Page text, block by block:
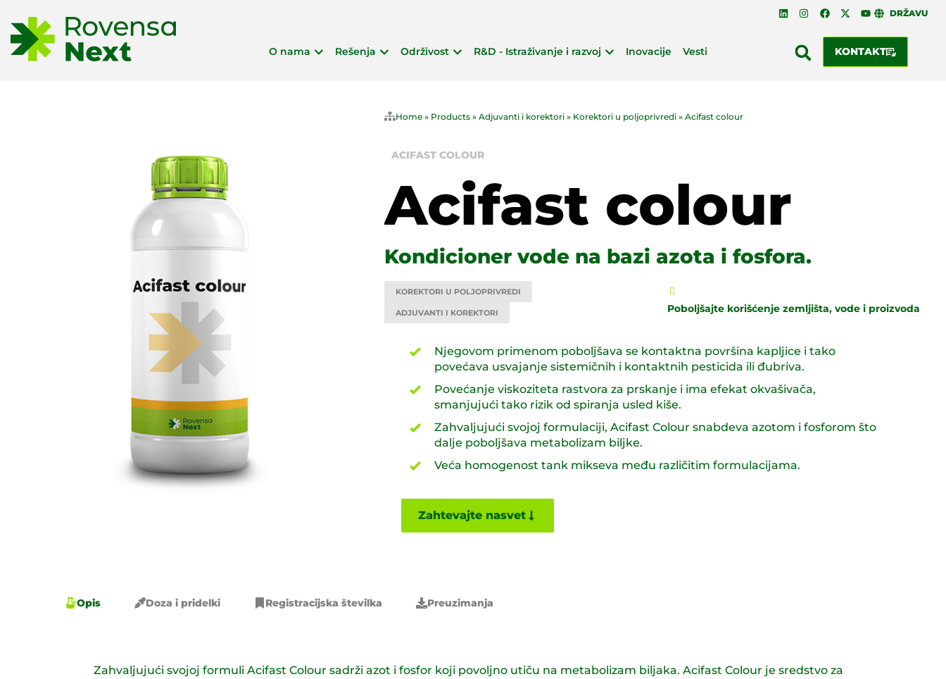
DRŽAVU
O nama Rešenja Održivost R&D - Istraživanje i razvoj Inovacije Vesti KONTAKT
Home » Products » Adjuvanti i korektori » Korektori u poljoprivredi » Acifast colour
ACIFAST COLOUR
Kondicioner vode na bazi azota i fosfora.
KOREKTORI U POLJOPRIVREDI
ADJUVANTI I KOREKTORI Poboljšajte korišćenje zemljišta, vode i proizvoda
Njegovom primenom poboljšava se kontaktna površina kapljice i tako
povećava usvajanje sistemičnih i kontaktnih pesticida ili đubriva.
Povećanje viskoziteta rastvora za prskanje i ima efekat okvašivača,
smanjujući tako rizik od spiranja usled kiše.
Zahvaljujući svojoj formulaciji, Acifast Colour snabdeva azotom i fosforom što
dalje poboljšava metabolizam biljke.
Veća homogenost tank mikseva među različitim formulacijama.
Zahtevajte nasvet
Opis Doza i pridelki Registracijska številka Preuzimanja
Zahvaljujući svojoj formuli Acifast Colour sadrži azot i fosfor koji povoljno utiču na metabolizam biljaka. Acifast Colour je sredstvo za